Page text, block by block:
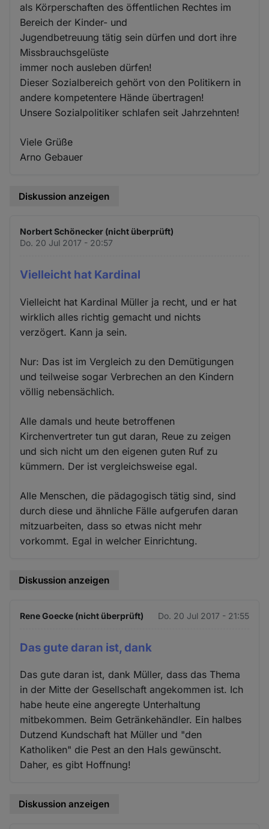
als Körperschaften des öffentlichen Rechtes im
Bereich der Kinder- und
Jugendbetreuung tätig sein dürfen und dort ihre
Missbrauchsgelüste
immer noch ausleben dürfen!
Dieser Sozialbereich gehört von den Politikern in
andere kompetentere Hände übertragen!
Unsere Sozialpolitiker schlafen seit Jahrzehnten!
Viele Grüße
Arno Gebauer
Diskussion anzeigen
Norbert Schönecker (nicht überprüft)
Do. 20 Jul 2017 - 20:57
Vielleicht hat Kardinal
Vielleicht hat Kardinal Müller ja recht, und er hat
wirklich alles richtig gemacht und nichts
verzögert. Kann ja sein.
Nur: Das ist im Vergleich zu den Demütigungen
und teilweise sogar Verbrechen an den Kindern
völlig nebensächlich.
Alle damals und heute betroffenen
Kirchenvertreter tun gut daran, Reue zu zeigen
und sich nicht um den eigenen guten Ruf zu
kümmern. Der ist vergleichsweise egal.
Alle Menschen, die pädagogisch tätig sind, sind
durch diese und ähnliche Fälle aufgerufen daran
mitzuarbeiten, dass so etwas nicht mehr
vorkommt. Egal in welcher Einrichtung.
Diskussion anzeigen
Rene Goecke (nicht überprüft) Do. 20 Jul 2017 - 21:55
Das gute daran ist, dank
Das gute daran ist, dank Müller, dass das Thema
in der Mitte der Gesellschaft angekommen ist. Ich
habe heute eine angeregte Unterhaltung
mitbekommen. Beim Getränkehändler. Ein halbes
Dutzend Kundschaft hat Müller und "den
Katholiken" die Pest an den Hals gewünscht.
Daher, es gibt Hoffnung!
Diskussion anzeigen